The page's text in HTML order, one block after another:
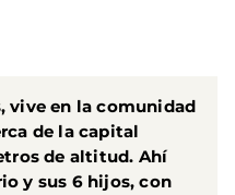
vive en la comunidad
de la capital
de altitud. Ahí
y sus 6 hijos, con